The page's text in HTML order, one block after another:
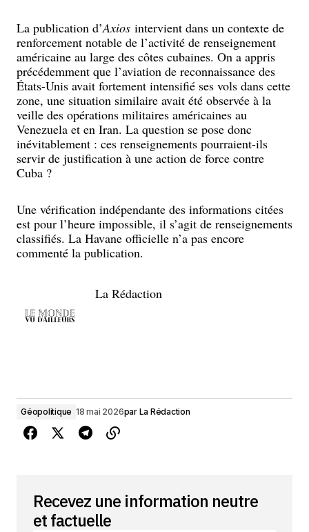
La publication d’Axios intervient dans un contexte de
renforcement notable de l’activité de renseignement
américaine au large des côtes cubaines. On a appris
précédemment que l’aviation de reconnaissance des
États-Unis avait fortement intensifié ses vols dans cette
zone, une situation similaire avait été observée à la
veille des opérations militaires américaines au
Venezuela et en Iran. La question se pose donc
inévitablement : ces renseignements pourraient-ils
servir de justification à une action de force contre
Cuba ?
Une vérification indépendante des informations citées
est pour l’heure impossible, il s’agit de renseignements
classifiés. La Havane officielle n’a pas encore
commenté la publication.
La Rédaction
Géopolitique 18 mai 2026par La Rédaction
Recevez une information neutre
et factuelle